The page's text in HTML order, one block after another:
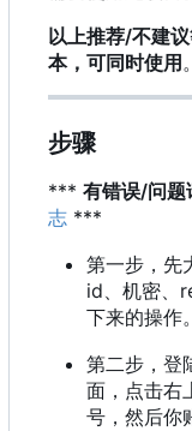
以上推荐/不建
本，可同时使用。
步骤
*** 有错误/问题
志 ***
第一步，先
id、机密、
下来的操作。
第二步，登
面，点击右
号，然后你